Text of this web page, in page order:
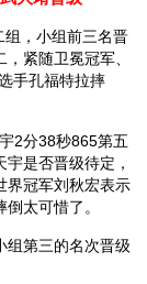
，小组前三名晋
紧随卫冕冠军、
手孔福特拉摔
2分38秒865第五
是否晋级待定，
界冠军刘秋宏表示
太可惜了。
第三的名次晋级